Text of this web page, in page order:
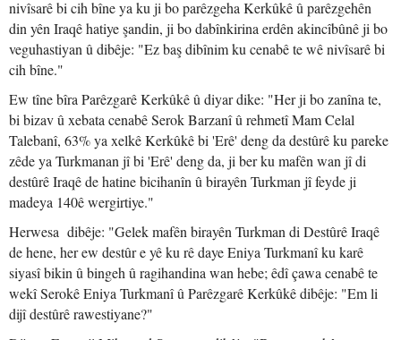
nivîsarê bi cih bîne ya ku ji bo parêzgeha Kerkûkê û parêzgehên
din yên Iraqê hatiye şandin, ji bo dabînkirina erdên akincîbûnê ji bo
veguhastiyan û dibêje: "Ez baş dibînim ku cenabê te wê nivîsarê bi
cih bîne."
Ew tîne bîra Parêzgarê Kerkûkê û diyar dike: "Her ji bo zanîna te,
bi bizav û xebata cenabê Serok Barzanî û rehmetî Mam Celal
Talebanî, 63% ya xelkê Kerkûkê bi 'Erê' deng da destûrê ku pareke
zêde ya Turkmanan jî bi 'Erê' deng da, ji ber ku mafên wan jî di
destûrê Iraqê de hatine bicihanîn û birayên Turkman jî feyde ji
madeya 140ê wergirtiye."
Herwesa dibêje: "Gelek mafên birayên Turkman di Destûrê Iraqê
de hene, her ew destûr e yê ku rê daye Eniya Turkmanî ku karê
siyasî bikin û bingeh û ragihandina wan hebe; êdî çawa cenabê te
wekî Serokê Eniya Turkmanî û Parêzgarê Kerkûkê dibêje: "Em li
dijî destûrê rawestiyane?"